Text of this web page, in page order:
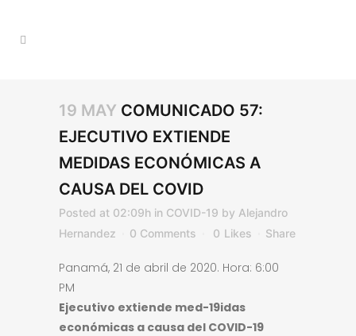
19 MAY COMUNICADO 57:
EJECUTIVO EXTIENDE
MEDIDAS ECONÓMICAS A
CAUSA DEL COVID
Posted at 02:09h in COVID-19 by Alejandro
Hernandez
0 Comments 0 Likes Share
Panamá, 21 de abril de 2020. Hora: 6:00
PM
Ejecutivo extiende med-19idas
económicas a causa del COVID-19